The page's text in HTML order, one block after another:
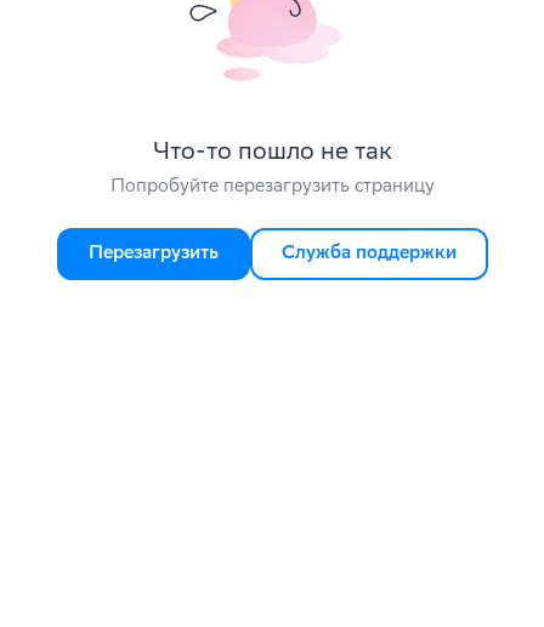
Что-то пошло не так
Попробуйте перезагрузить страницу
Перезагрузить Служба поддержки